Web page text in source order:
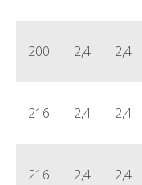
200 2,4 2,4
216 2,4 2,4
216 2,4 2,4